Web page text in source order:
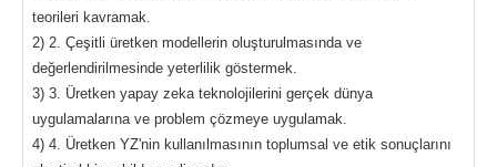
teorileri kavramak.
2) 2. Çeşitli üretken modellerin oluşturulmasında ve
değerlendirilmesinde yeterlilik göstermek.
3) 3. Üretken yapay zeka teknolojilerini gerçek dünya
uygulamalarına ve problem çözmeye uygulamak.
4) 4. Üretken YZ'nin kullanılmasının toplumsal ve etik sonuçlarını